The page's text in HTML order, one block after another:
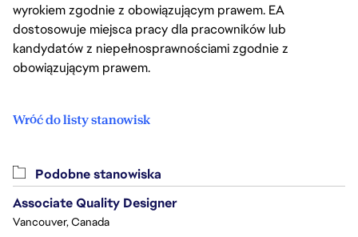
wyrokiem zgodnie z obowiązującym prawem. EA
dostosowuje miejsca pracy dla pracowników lub
kandydatów z niepełnosprawnościami zgodnie z
obowiązującym prawem.
Wróć do listy stanowisk
Podobne stanowiska
Associate Quality Designer
Vancouver, Canada